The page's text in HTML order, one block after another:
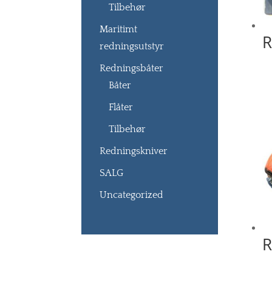
Tilbehør
Maritimt
redningsutstyr
Redningsbåter
Båter
Flåter
Tilbehør
Redningskniver
SALG
Uncategorized